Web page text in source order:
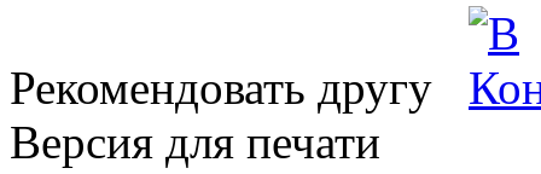
Рекомендовать другу
Версия для печати